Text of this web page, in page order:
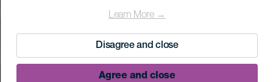
Learn More →
Disagree and close
Agree and close